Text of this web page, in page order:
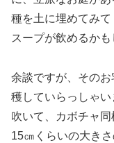
種を土に埋めてみ
スープが飲めるか
余談ですが、その
穫していらっしゃ
吹いて、カボチャ同
15㎝くらいの大き